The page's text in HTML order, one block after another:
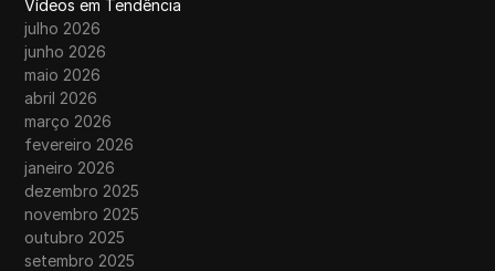
Vídeos em Tendência
julho 2026
junho 2026
maio 2026
abril 2026
março 2026
fevereiro 2026
janeiro 2026
dezembro 2025
novembro 2025
outubro 2025
setembro 2025